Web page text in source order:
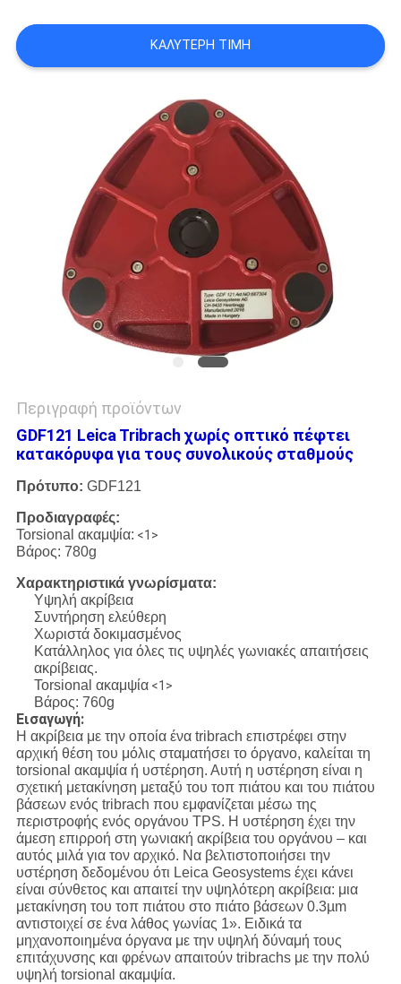
PRIVACY
ΚΑΛΎΤΕΡΗ ΤΙΜΉ
Περιγραφή προϊόντων
GDF121 Leica Tribrach χωρίς οπτικό πέφτει
κατακόρυφα για τους συνολικούς σταθμούς
Πρότυπο: GDF121
Προδιαγραφές:
Torsional ακαμψία: <1>
Βάρος: 780g
Χαρακτηριστικά γνωρίσματα:
Υψηλή ακρίβεια
Συντήρηση ελεύθερη
Χωριστά δοκιμασμένος
Κατάλληλος για όλες τις υψηλές γωνιακές απαιτήσεις
ακρίβειας.
Torsional ακαμψία<1>
Βάρος: 760g
Εισαγωγή:
Η ακρίβεια με την οποία ένα tribrach επιστρέφει στην
αρχική θέση του μόλις σταματήσει το όργανο, καλείται τη
torsional ακαμψία ή υστέρηση. Αυτή η υστέρηση είναι η
σχετική μετακίνηση μεταξύ του τοπ πιάτου και του πιάτου
βάσεων ενός tribrach που εμφανίζεται μέσω της
περιστροφής ενός οργάνου TPS. Η υστέρηση έχει την
άμεση επιρροή στη γωνιακή ακρίβεια του οργάνου – και
αυτός μιλά για τον αρχικό. Να βελτιστοποιήσει την
υστέρηση δεδομένου ότι Leica Geosystems έχει κάνει
είναι σύνθετος και απαιτεί την υψηλότερη ακρίβεια: μια
μετακίνηση του τοπ πιάτου στο πιάτο βάσεων 0.3µm
αντιστοιχεί σε ένα λάθος γωνίας 1». Ειδικά τα
μηχανοποιημένα όργανα με την υψηλή δύναμή τους
επιτάχυνσης και φρένων απαιτούν tribrachs με την πολύ
υψηλή torsional ακαμψία.